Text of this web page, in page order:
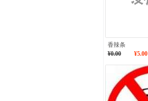
香辣条
¥0.00
¥5.00